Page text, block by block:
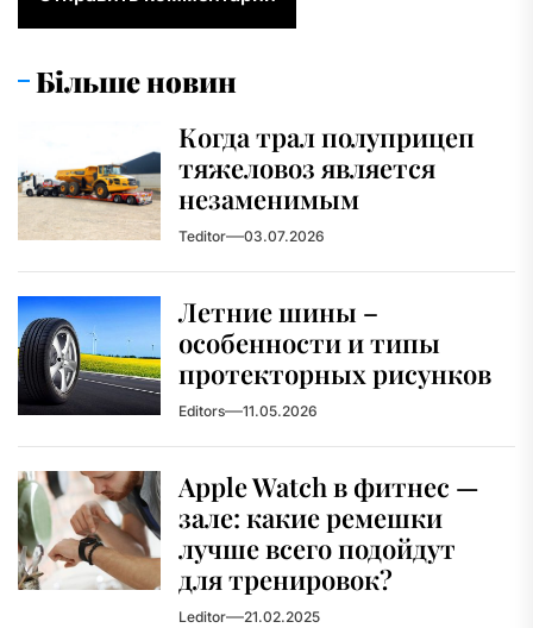
Більше новин
Когда трал полуприцеп
тяжеловоз является
незаменимым
Teditor 03.07.2026
Летние шины –
особенности и типы
протекторных рисунков
Editors 11.05.2026
Apple Watch в фитнес —
зале: какие ремешки
лучше всего подойдут
для тренировок?
Leditor 21.02.2025